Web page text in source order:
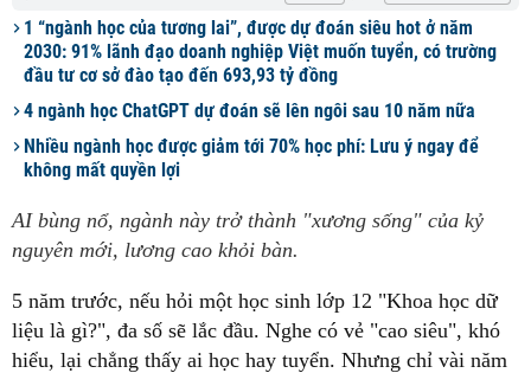
1 “ngành học của tương lai”, được dự đoán siêu hot ở năm
2030: 91% lãnh đạo doanh nghiệp Việt muốn tuyển, có trường
đầu tư cơ sở đào tạo đến 693,93 tỷ đồng
4 ngành học ChatGPT dự đoán sẽ lên ngôi sau 10 năm nữa
Nhiều ngành học được giảm tới 70% học phí: Lưu ý ngay để
không mất quyền lợi
AI bùng nổ, ngành này trở thành "xương sống" của kỷ
nguyên mới, lương cao khỏi bàn.
5 năm trước, nếu hỏi một học sinh lớp 12 "Khoa học dữ
liệu là gì?", đa số sẽ lắc đầu. Nghe có vẻ "cao siêu", khó
hiểu, lại chẳng thấy ai học hay tuyển. Nhưng chỉ vài năm